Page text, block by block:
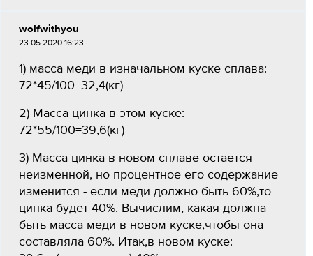
wolfwithyou
23.05.2020 16:23
1) масса меди в изначальном куске сплава:
72*45/100=32,4(кг)
2) Масса цинка в этом куске:
72*55/100=39,6(кг)
3) Масса цинка в новом сплаве остается
неизменной, но процентное его содержание
изменится - если меди должно быть 60%,то
цинка будет 40%. Вычислим, какая должна
быть масса меди в новом куске,чтобы она
составляла 60%. Итак,в новом куске: